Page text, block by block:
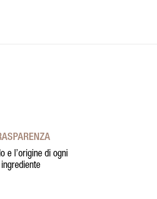
e l’origine di ogni
ingrediente